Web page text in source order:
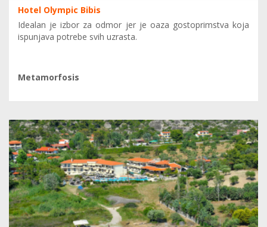
Hotel Olympic Bibis
Idealan je izbor za odmor jer je oaza gostoprimstva koja
ispunjava potrebe svih uzrasta.
Metamorfosis